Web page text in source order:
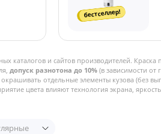
бестселлер!
каталогов и сайтов производителей.
допуск разнотона до 10% (в зависимости от
окрашивать отдельные элементы кузова (без
цвета влияют технология экрана,